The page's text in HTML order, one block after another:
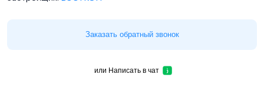
Заказать обратный звонок
или Написать в чат